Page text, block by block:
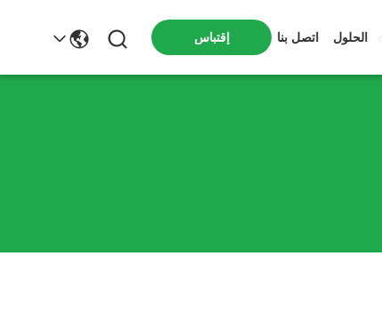
الحلول اتصل بنا إقتباس